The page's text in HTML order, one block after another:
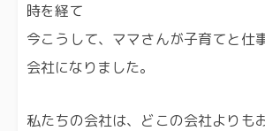
時を経て
今こうして、ママさんが子育てと仕
会社になりました。
私たちの会社は、どこの会社よりも